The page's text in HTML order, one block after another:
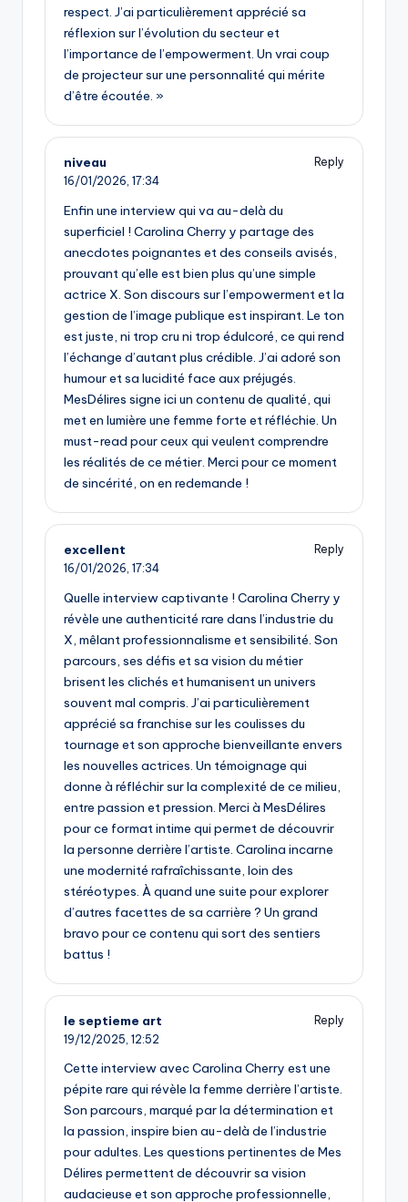
respect. J’ai particulièrement apprécié sa
réflexion sur l’évolution du secteur et
l’importance de l’empowerment. Un vrai coup
de projecteur sur une personnalité qui mérite
d’être écoutée. »
niveau
Reply
16/01/2026, 17:34
Enfin une interview qui va au-delà du
superficiel ! Carolina Cherry y partage des
anecdotes poignantes et des conseils avisés,
prouvant qu’elle est bien plus qu’une simple
actrice X. Son discours sur l’empowerment et la
gestion de l’image publique est inspirant. Le ton
est juste, ni trop cru ni trop édulcoré, ce qui rend
l’échange d’autant plus crédible. J’ai adoré son
humour et sa lucidité face aux préjugés.
MesDélires signe ici un contenu de qualité, qui
met en lumière une femme forte et réfléchie. Un
must-read pour ceux qui veulent comprendre
les réalités de ce métier. Merci pour ce moment
de sincérité, on en redemande !
excellent
Reply
16/01/2026, 17:34
Quelle interview captivante ! Carolina Cherry y
révèle une authenticité rare dans l’industrie du
X, mêlant professionnalisme et sensibilité. Son
parcours, ses défis et sa vision du métier
brisent les clichés et humanisent un univers
souvent mal compris. J’ai particulièrement
apprécié sa franchise sur les coulisses du
tournage et son approche bienveillante envers
les nouvelles actrices. Un témoignage qui
donne à réfléchir sur la complexité de ce milieu,
entre passion et pression. Merci à MesDélires
pour ce format intime qui permet de découvrir
la personne derrière l’artiste. Carolina incarne
une modernité rafraîchissante, loin des
stéréotypes. À quand une suite pour explorer
d’autres facettes de sa carrière ? Un grand
bravo pour ce contenu qui sort des sentiers
battus !
le septieme art
Reply
19/12/2025, 12:52
Cette interview avec Carolina Cherry est une
pépite rare qui révèle la femme derrière l’artiste.
Son parcours, marqué par la détermination et
la passion, inspire bien au-delà de l’industrie
pour adultes. Les questions pertinentes de Mes
Délires permettent de découvrir sa vision
audacieuse et son approche professionnelle,